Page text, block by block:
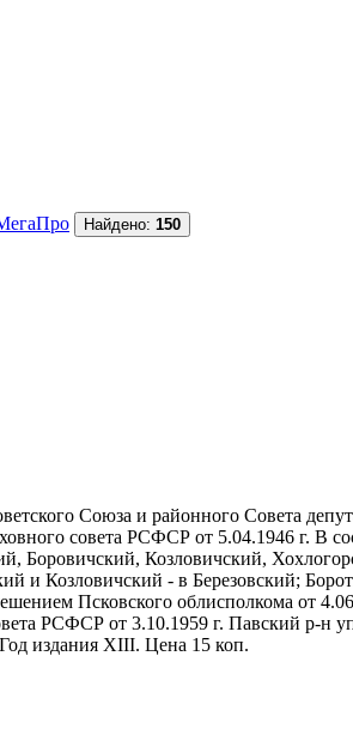
Найдено: 150
Союза и районного Совета
совета РСФСР от 5.04.1946 г.
Боровичский, Козловичский,
и Козловичский - в Березовский;
Псковского облисполкома от
РСФСР от 3.10.1959 г. Павский р-н
издания XIII. Цена 15 коп.